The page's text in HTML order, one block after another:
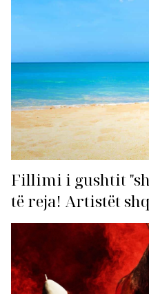
Fillimi i gushtit
të reja! Artistët
për hitin e verës!